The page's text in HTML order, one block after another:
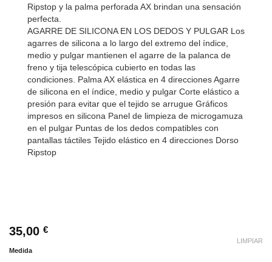
Ripstop y la palma perforada AX brindan una sensación
perfecta.
AGARRE DE SILICONA EN LOS DEDOS Y PULGAR Los
agarres de silicona a lo largo del extremo del índice,
medio y pulgar mantienen el agarre de la palanca de
freno y tija telescópica cubierto en todas las
condiciones. Palma AX elástica en 4 direcciones Agarre
de silicona en el índice, medio y pulgar Corte elástico a
presión para evitar que el tejido se arrugue Gráficos
impresos en silicona Panel de limpieza de microgamuza
en el pulgar Puntas de los dedos compatibles con
pantallas táctiles Tejido elástico en 4 direcciones Dorso
Ripstop
35,00 €
Medida
LIMPIAR